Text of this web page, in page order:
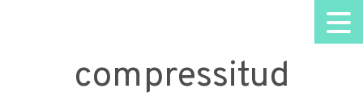
compressitud